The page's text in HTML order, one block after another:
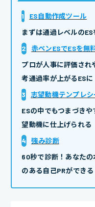
1
ES自動作成ツール
まずは通過レベルの
2
赤ペンESでESを無
プロが人事に評価され
考通過率が上がるESに
3
志望動機テンプレシ
ESの中でもつまづき
望動機に仕上げられる
4
強み診断
60秒で診断！あなた
のある自己PRができる